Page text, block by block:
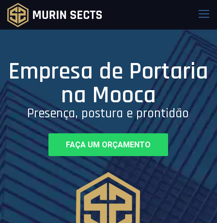
Presença, postura e prontidão
Empresa de Portaria
na Mooca
FAÇA UM ORÇAMENTO